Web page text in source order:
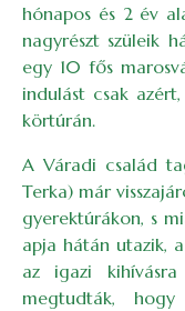
hónapos és 2 év
nagyrészt szüleik
egy 10 fős
indulást csak
körtúrán.
A Váradi család
Terka) már
gyerektúrákon, s
apja hátán utazik,
az igazi
megtudták,